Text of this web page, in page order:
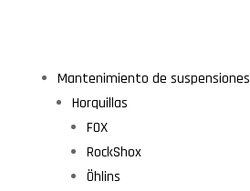
Mantenimiento de suspensiones
Horquillas
FOX
RockShox
Öhlins